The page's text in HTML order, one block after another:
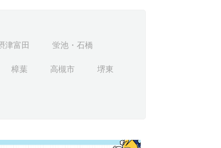
津富田 蛍池・石橋
樟葉 高槻市 堺東